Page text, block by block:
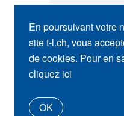
En poursuivant votre
site t-l.ch, vous
de cookies. Pour en
cliquez ici
OK